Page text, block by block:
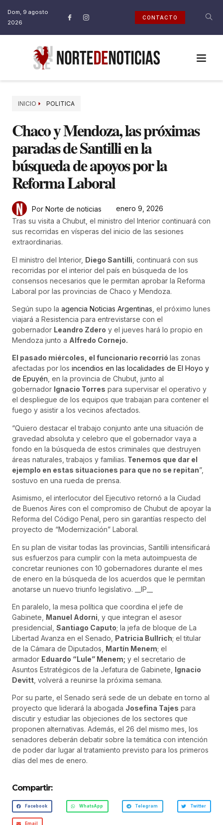
Dom, 9 agosto
2026
CONTACTO
INICIO POLITICA
Chaco y Mendoza, las próximas
paradas de Santilli en la
búsqueda de apoyos por la
Reforma Laboral
Por Norte de noticias
enero 9, 2026
Tras su visita a Chubut, el ministro del Interior continuará con
sus recorridas en vísperas del inicio de las sesiones
extraordinarias.
El ministro del Interior, Diego Santilli , continuará con sus
recorridas por el interior del país en búsqueda de los
consensos necesarios que le permitan aprobar la Reforma
Laboral por las provincias de Chaco y Mendoza.
Según supo la agencia Noticias Argentinas , el próximo lunes
viajará a Resistencia para entrevistarse con el
gobernador Leandro Zdero y el jueves hará lo propio en
Mendoza junto a Alfredo Cornejo.
El pasado miércoles, el funcionario recorrió las zonas
afectadas por los incendios en las localidades de El Hoyo y
de Epuyén , en la provincia de Chubut, junto al
gobernador Ignacio Torres para supervisar el operativo y
el despliegue de los equipos que trabajan para contener el
fuego y asistir a los vecinos afectados.
“Quiero destacar el trabajo conjunto ante una situación de
gravedad absoluta y celebro que el gobernador vaya a
fondo en la búsqueda de estos criminales que destruyen
áreas naturales, trabajos y familias. Tenemos que dar el
ejemplo en estas situaciones para que no se repitan”,
sostuvo en una rueda de prensa.
Asimismo, el interlocutor del Ejecutivo retornó a la Ciudad
de Buenos Aires con el compromiso de Chubut de apoyar la
Reforma del Código Penal, pero sin garantías respecto del
proyecto de “Modernización” Laboral.
En su plan de visitar todas las provincias, Santilli intensificará
sus esfuerzos para cumplir con la meta autoimpuesta de
concretar reuniones con 10 gobernadores durante el mes
de enero en la búsqueda de los acuerdos que le permitan
anotarse un nuevo triunfo legislativo. __IP__
En paralelo, la mesa política que coordina el jefe de
Gabinete, Manuel Adorni , y que integran el asesor
presidencial, Santiago Caputo; la jefa de bloque de La
Libertad Avanza en el Senado, Patricia Bullrich; el titular
de la Cámara de Diputados, Martín Menem; el
armador Eduardo “Lule” Menem; y el secretario de
Asuntos Estratégicos de la Jefatura de Gabinete, Ignacio
Devitt , volverá a reunirse la próxima semana.
Por su parte, el Senado será sede de un debate en torno al
proyecto que liderará la abogada Josefina Tajes para
discutir y estudiar las objeciones de los sectores que
proponen alternativas. Además, el 26 del mismo mes, los
senadores deberán debatir sobre la temática con intención
de poder dar lugar al tratamiento previsto para los primeros
días del mes de enero.
Compartir:
Facebook WhatsApp Telegram Twitter
Email